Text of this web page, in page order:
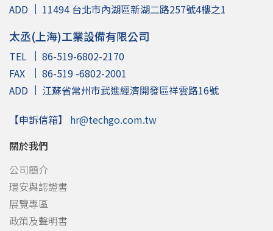
ADD
11494 台北市內湖區新湖二路257號4樓之1
太丞(上海)工業設備有限公司
TEL
86-519-6802-2170
FAX
86-519 -6802-2001
ADD
江蘇省常州市武進經濟開發區祥雲路16號
【申訴信箱】 hr@techgo.com.tw
關於我們
公司簡介
環安與認證書
展覽專區
政策及聲明書